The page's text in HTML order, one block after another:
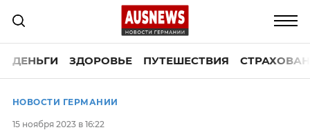
ДЕНЬГИ ЗДОРОВЬЕ ПУТЕШЕСТВИЯ
НОВОСТИ ГЕРМАНИИ
15 ноября 2023 в 16:22